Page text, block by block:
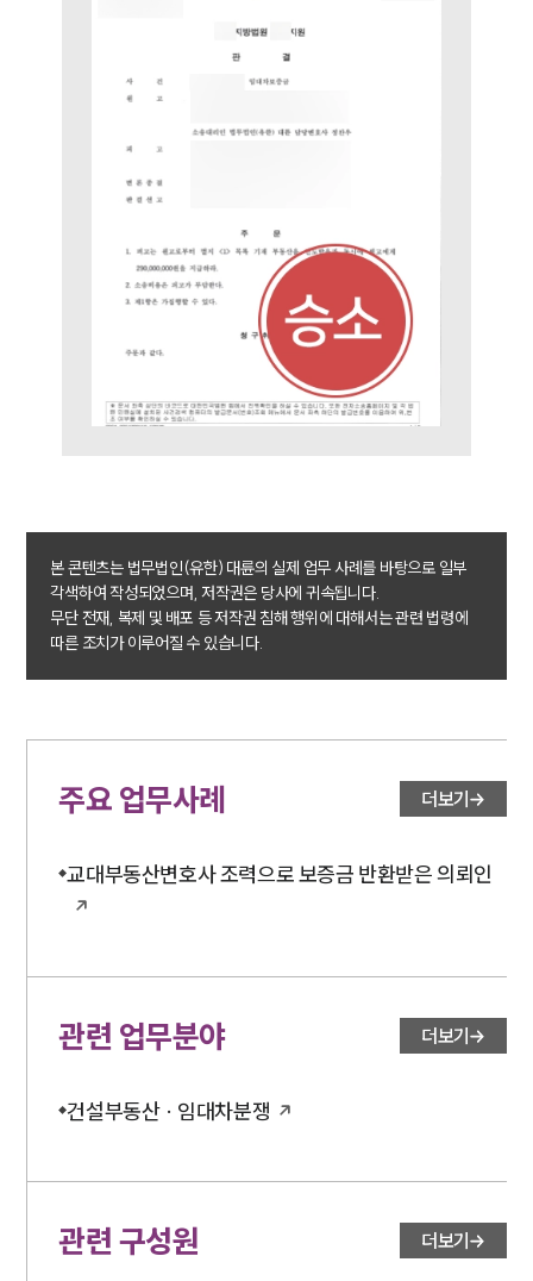
공지사항
법률 블로그
법률서식
세미나
대륜법률상담예약
본 콘텐츠는 법무법인(유한) 대륜의 실제 업무 사례를 바탕으로 일부
각색하여 작성되었으며, 저작권은 당사에 귀속됩니다.
무단 전재, 복제 및 배포 등 저작권 침해 행위에 대해서는 관련 법령에
따른 조치가 이루어질 수 있습니다.
주요 업무사례 더보기
교대부동산변호사 조력으로 보증금 반환받은 의뢰인
관련 업무분야 더보기
건설부동산 · 임대차분쟁
관련 구성원 더보기